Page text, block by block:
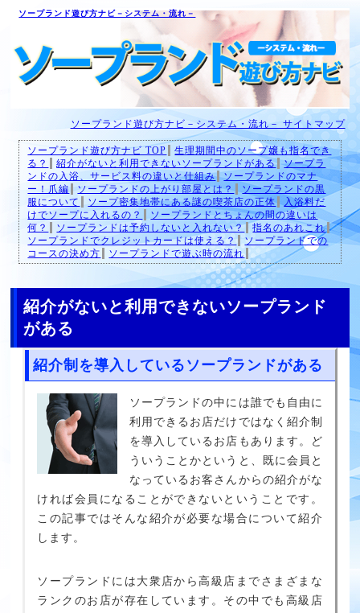
ソープランド遊び方ナビ－システム・流れ－
ソープランド遊び方ナビ－システム・流れ－ サイトマップ
ソープランド遊び方ナビ TOP
生理期間中のソープ嬢も指名でき
る？
紹介がないと利用できないソープランドがある
ソープラ
ンドの入浴、サービス料の違いと仕組み
ソープランドのマナ
ー！爪編
ソープランドの上がり部屋とは？
ソープランドの黒
服について
ソープ密集地帯にある謎の喫茶店の正体
入浴料だ
けでソープに入れるの？
ソープランドとちょんの間の違いは
何？
ソープランドは予約しないと入れない？
指名のあれこれ
ソープランドでクレジットカードは使える？
ソープランドでの
コースの決め方
ソープランドで遊ぶ時の流れ
紹介がないと利用できないソープランド
がある
紹介制を導入しているソープランドがある
ソープランドの中には誰でも自由に
利用できるお店だけではなく紹介制
を導入しているお店もあります。ど
ういうことかというと、既に会員と
なっているお客さんからの紹介がな
ければ会員になることができないということです。
この記事ではそんな紹介が必要な場合について紹介
します。
ソープランドには大衆店から高級店までさまざまな
ランクのお店が存在しています。その中でも高級店